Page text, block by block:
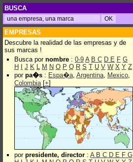
BUSCA
EMPRESAS
Descubre la realidad de las empresas y de
sus marcas !
Busca por nombre : 0-9 A B C D E F G
H
J K L M N O P Q R S T U V W X Y Z
por pa�s : Espa�a, Argentina, Mexico,
Colombia[+]
por presidente, director : A B C D E F G